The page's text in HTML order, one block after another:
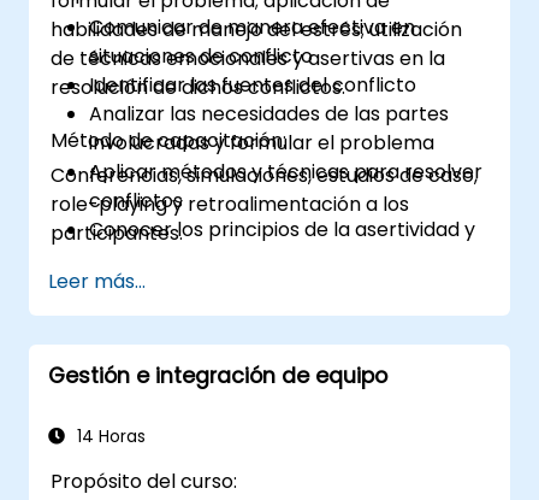
habilidades de manejo del estrés; utilización
de técnicas emocionales y asertivas en la
resolución de dichos conflictos.
Comunicar de manera efectiva en
situaciones de conflicto
Identificar las fuentes del conflicto
Analizar las necesidades de las partes
involucradas y formular el problema
Aplicar métodos y técnicas para resolver
conflictos
Conocer los principios de la asertividad y
conflictos
Aplicar los principios de resistencia
asertiva ante manipulaciones
Mostrar comportamiento adecuado
Implementar habilidades de manejo del
Método de capacitación:
Conferencias, simulaciones, estudios de caso,
role-playing y retroalimentación a los
participantes.
Leer más...
Gestión e integración de equipo
14 Horas
Propósito del curso: